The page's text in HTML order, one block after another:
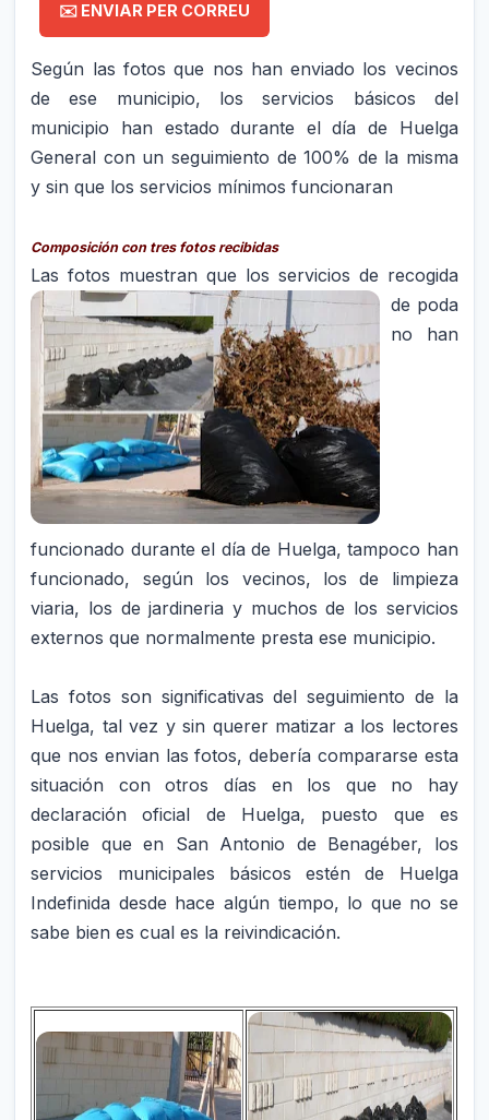
✉️ ENVIAR PER CORREU
Según las fotos que nos han enviado los vecinos
de ese municipio, los servicios básicos del
municipio han estado durante el día de Huelga
General con un seguimiento de 100% de la misma
y sin que los servicios mínimos funcionaran
Composición con tres fotos recibidas
Las fotos muestran que los servicios de recogida
de poda
no han
funcionado durante el día de Huelga, tampoco han
funcionado, según los vecinos, los de limpieza
viaria, los de jardineria y muchos de los servicios
externos que normalmente presta ese municipio.
Las fotos son significativas del seguimiento de la
Huelga, tal vez y sin querer matizar a los lectores
que nos envian las fotos, debería compararse esta
situación con otros días en los que no hay
declaración oficial de Huelga, puesto que es
posible que en San Antonio de Benagéber, los
servicios municipales básicos estén de Huelga
Indefinida desde hace algún tiempo, lo que no se
sabe bien es cual es la reivindicación.